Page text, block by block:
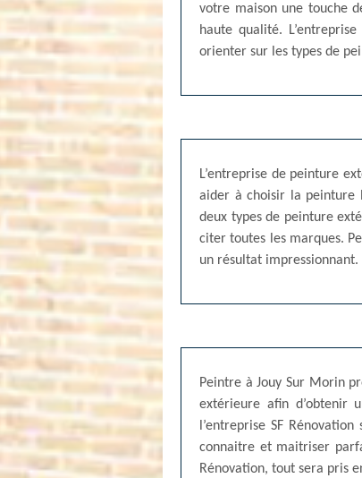
votre maison une touche
haute qualité.
orienter sur les types de
L’entreprise de peinture
aider à choisir la peinture
deux types de peinture
citer toutes les marques.
un résultat impressionnant.
Peintre à Jouy Sur Morin
extérieure afin d’obtenir
l’entreprise SF
connaitre et maitriser
Rénovation, tout sera pris